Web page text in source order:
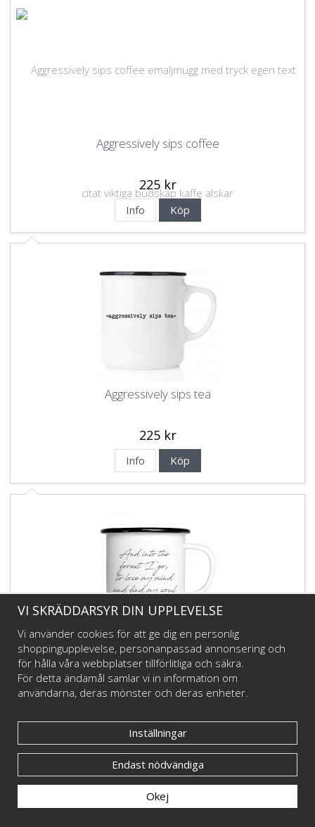
Aggressively sips coffee
225 kr
Info Köp
Aggressively sips tea
225 kr
Info Köp
Emaljmugg - And into the forest I go, to lose my mind
and find my soul
225 kr
VI SKRÄDDARSYR DIN UPPLEVELSE
Vi använder cookies för att ge dig en personlig
shoppingupplevelse, personanpassad annonsering och
för hålla våra webbplatser tillförlitliga och säkra.
För detta ändamål samlar vi in information om
användarna, deras mönster och deras enheter.
Inställningar
Endast nödvändiga
Okej